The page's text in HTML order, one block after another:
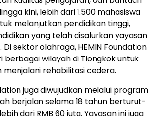
kini, lebih dari 1.500 mahasiswa
melanjutkan pendidikan tinggi,
yang telah disalurkan yayasan
Di sektor olahraga, HEMIN Foundation
wilayah di Tiongkok untuk
rehabilitasi cedera.
juga diwujudkan melalui program
berjalan selama 18 tahun berturut-
dari RMB 60 juta. Yayasan ini juga